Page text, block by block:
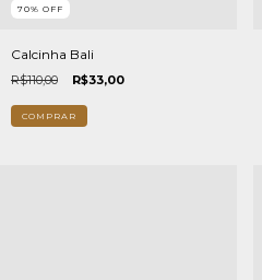
70% OFF
Calcinha Bali
R$110,00 R$33,00
COMPRAR